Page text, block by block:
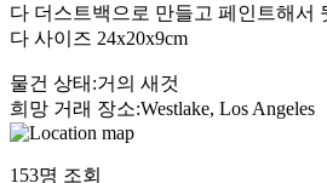
다 더스트백으로 만들고 페인트해서
다 사이즈 24x20x9cm
물건 상태 :거의 새것
희망 거래 장소:Westlake, Los Angeles
153명 조회